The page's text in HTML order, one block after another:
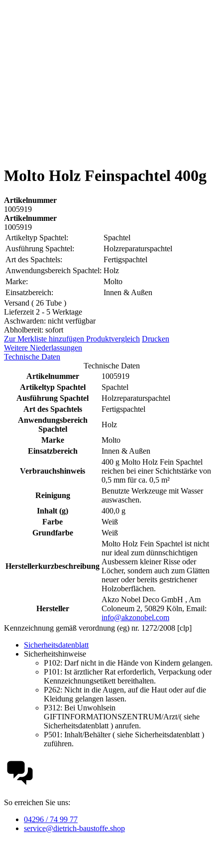
Molto Holz Feinspachtel 400g
Artikelnummer
1005919
Artikelnummer
1005919
Artikeltyp Spachtel:
Spachtel
Ausführung Spachtel:
Holzreparaturspachtel
Art des Spachtels:
Fertigspachtel
Anwendungsbereich Spachtel: Holz
Marke:
Molto
Einsatzbereich:
Innen & Außen
Versand ( 26 Tube )
Lieferzeit 2 - 5 Werktage
Aschwarden: nicht verfügbar
Abholbereit: sofort
Zur Merkliste hinzufügen Produktvergleich Drucken
Weitere Niederlassungen
Technische Daten
Technische Daten
Artikelnummer
1005919
Artikeltyp Spachtel
Spachtel
Ausführung Spachtel
Holzreparaturspachtel
Art des Spachtels
Fertigspachtel
Anwendungsbereich
Spachtel
Holz
Marke
Molto
Einsatzbereich
Innen & Außen
Verbrauchshinweis
400 g Molto Holz Fein Spachtel
reichen bei einer Schichtstärke von
0,5 mm für ca. 0,5 m²
Reinigung
Benutzte Werkzeuge mit Wasser
auswaschen.
Inhalt (g)
400,0 g
Farbe
Weiß
Grundfarbe
Weiß
Herstellerkurzbeschreibung
Molto Holz Fein Spachtel ist nicht
nur ideal zum dünnschichtigen
Ausbessern kleiner Risse oder
Löcher, sondern auch zum Glätten
neuer oder bereits gestrichener
Holzoberflächen.
Hersteller
Akzo Nobel Deco GmbH , Am
Coloneum 2, 50829 Köln, Email:
info@akzonobel.com
Kennzeichnung gemäß verordnung (eg) nr. 1272/2008 [clp]
Sicherheitsdatenblatt
Sicherheitshinweise
P102: Darf nicht in die Hände von Kindern gelangen.
P101: Ist ärztlicher Rat erforderlich, Verpackung oder
Kennzeichnungsetikett bereithalten.
P262: Nicht in die Augen, auf die Haut oder auf die
Kleidung gelangen lassen.
P312: Bei Unwohlsein
GIFTINFORMATIONSZENTRUM/Arzt/( siehe
Sicherheitsdatenblatt ) anrufen.
P501: Inhalt/Behälter ( siehe Sicherheitsdatenblatt )
zuführen.
So erreichen Sie uns:
04296 / 74 99 77
service@dietrich-baustoffe.shop